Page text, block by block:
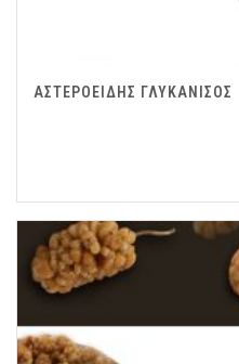
ΑΣΤΕΡΟΕΙΔΗΣ ΓΛΥΚΑΝΙΣΟΣ